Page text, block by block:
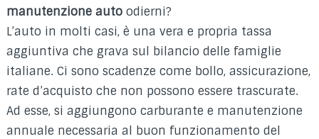
manutenzione autoodierni?
L’auto in molti casi, è una vera e propria tassa
aggiuntiva che grava sul bilancio delle famiglie
italiane. Ci sono scadenze come bollo, assicurazione,
rate d’acquisto che non possono essere trascurate.
Ad esse, si aggiungono carburante e manutenzione
annuale necessaria al buon funzionamento del